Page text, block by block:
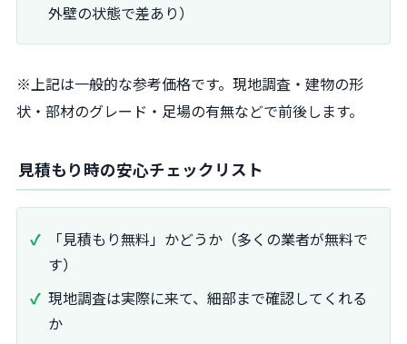
外壁の状態で差あり）
※上記は一般的な参考価格です。現地調査・建物の形
状・部材のグレード・足場の有無などで前後します。
見積もり時の安心チェックリスト
「見積もり無料」かどうか（多くの業者が無料で
す）
現地調査は実際に来て、細部まで確認してくれる
か